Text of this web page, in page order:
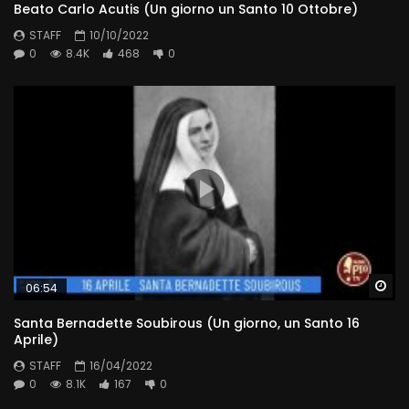
Beato Carlo Acutis (Un giorno un Santo 10 Ottobre)
STAFF
10/10/2022
0
8.4K 468 0
06:54
Santa Bernadette Soubirous (Un giorno, un Santo 16
Aprile)
STAFF
16/04/2022
0
8.1K 167 0